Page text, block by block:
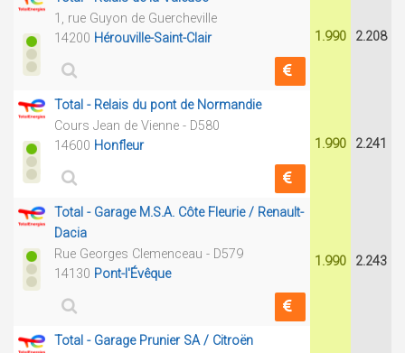
1, rue Guyon de Guercheville
14200 Hérouville-Saint-Clair 1.990 2.208
Total - Relais du pont de Normandie
Cours Jean de Vienne - D580
14600 Honfleur 1.990 2.241
Total - Garage M.S.A. Côte Fleurie / Renault-
Dacia
Rue Georges Clemenceau - D579
14130 Pont-l'Évêque
1.990 2.243
Total - Garage Prunier SA / Citroën